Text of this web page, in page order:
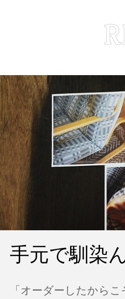
手元で馴染
「オーダーしたから